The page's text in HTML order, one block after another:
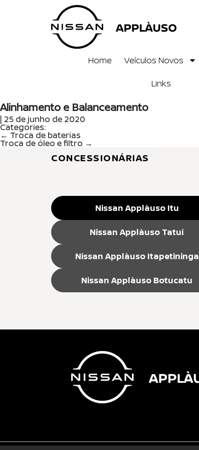
Home Veículos Novos
Links
Alinhamento e Balanceamento
| 25 de junho de 2020
Categories:
← Troca de baterias
Troca de óleo e filtro →
CONCESSIONÁRIAS
Nissan Applàuso Itu
Nissan Applàuso Tatuí
Nissan Applàuso Itapetininga
Nissan Applàuso Botucatu